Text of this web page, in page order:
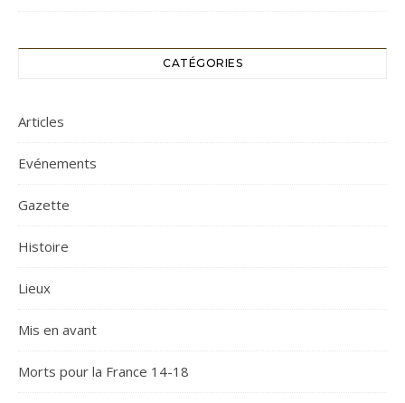
CATÉGORIES
Articles
Evénements
Gazette
Histoire
Lieux
Mis en avant
Morts pour la France 14-18